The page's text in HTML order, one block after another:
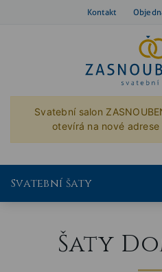
Kontakt
Svatební salon
otevírá na nové
Svatební šaty
Šaty